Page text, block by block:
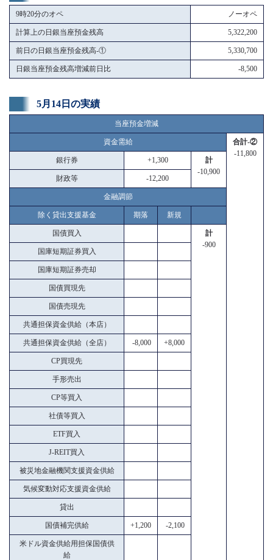
9時20分のオペ ノーオペ
計算上の日銀当座預金残高 5,322,200
前日の日銀当座預金残高-① 5,330,700
日銀当座預金残高増減前日比 -8,500
5月14日の実績
当座預金増減
資金需給
合計-②
-11,800
銀行券 +1,300
計
-10,900
財政等 -12,200
金融調節
除く貸出支援基金 期落 新規
国債買入
計
-900
国庫短期証券買入
国庫短期証券売却
国債買現先
国債売現先
共通担保資金供給（本店）
共通担保資金供給（全店） -8,000 +8,000
CP買現先
手形売出
CP等買入
社債等買入
ETF買入
J-REIT買入
被災地金融機関支援資金供給
気候変動対応支援資金供給
貸出
国債補完供給 +1,200 -2,100
米ドル資金供給用担保国債供
給